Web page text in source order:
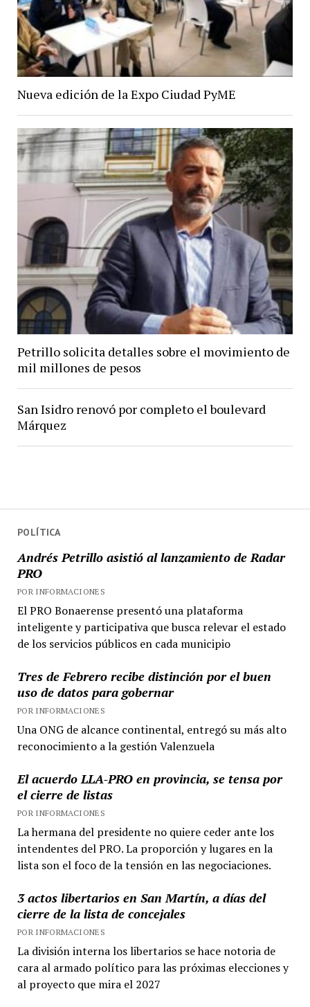
POLÍTICA
Andrés Petrillo asistió al lanzamiento de Radar
PRO
POR INFORMACIONES
El PRO Bonaerense presentó una plataforma
inteligente y participativa que busca relevar el estado
de los servicios públicos en cada municipio
Tres de Febrero recibe distinción por el buen
uso de datos para gobernar
POR INFORMACIONES
Una ONG de alcance continental, entregó su más alto
reconocimiento a la gestión Valenzuela
El acuerdo LLA-PRO en provincia, se tensa por
el cierre de listas
POR INFORMACIONES
La hermana del presidente no quiere ceder ante los
intendentes del PRO. La proporción y lugares en la
lista son el foco de la tensión en las negociaciones.
3 actos libertarios en San Martín, a días del
cierre de la lista de concejales
POR INFORMACIONES
La división interna los libertarios se hace notoria de
cara al armado político para las próximas elecciones y
al proyecto que mira el 2027
Nueva edición de la Expo Ciudad PyME
Petrillo solicita detalles sobre el movimiento de
mil millones de pesos
San Isidro renovó por completo el boulevard
Márquez